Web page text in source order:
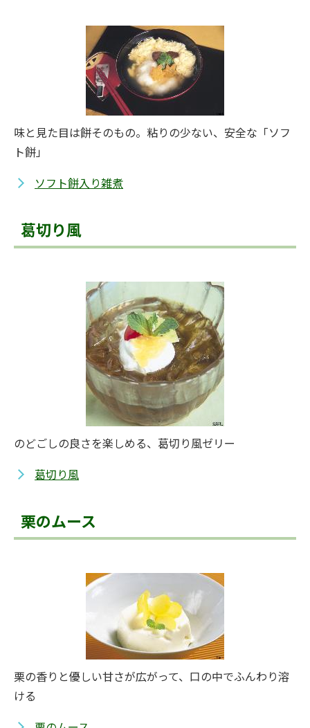
味と見た目は餅そのもの。粘りの少ない、安全な「ソフ
ト餅」
ソフト餅入り雑煮
葛切り風
のどごしの良さを楽しめる、葛切り風ゼリー
葛切り風
栗のムース
栗の香りと優しい甘さが広がって、口の中でふんわり溶
ける